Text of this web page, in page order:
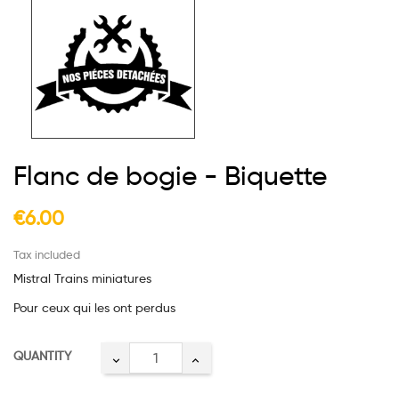
Flanc de bogie - Biquette
€6.00
Tax included
Mistral Trains miniatures
Pour ceux qui les ont perdus
QUANTITY